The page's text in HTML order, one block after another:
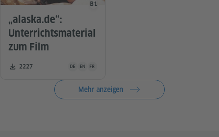
„alaska.de“:
Unterrichtsmaterial
zum Film
Zahl der Downloads:
2227 Unterrichtsmaterial ist in folgenden Sprachen verfügbar
DE EN FR
Sprachniveau
B1
Mehr anzeigen